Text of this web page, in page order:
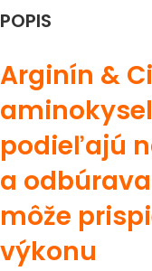
POPIS
Arginín &
podieľajú
a
môže
výkonu